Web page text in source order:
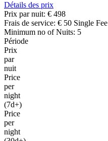
Détails des prix
Prix par nuit: € 498
Frais de service: € 50 Single Fee
Minimum no of Nuits: 5
Période
Prix
par
nuit
Price
per
night
(7d+)
Price
per
night